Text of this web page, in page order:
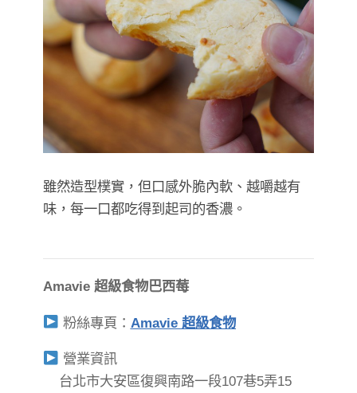
雖然造型樸實，但口感外脆內軟、越嚼越有
味，每一口都吃得到起司的香濃。
Amavie 超級食物巴西莓
粉絲專頁： Amavie 超級食物
營業資訊
台北市大安區復興南路一段107巷5弄15